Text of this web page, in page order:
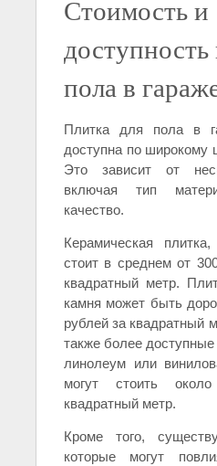
Стоимость и
пола в
Плитка для пола в
доступна по широкому
Это зависит от
включая тип
качество.
Керамическая
стоит в среднем от
квадратный метр.
камня может быть
рублей за квадратный
также более
линолеум или
могут стоить
квадратный метр.
Кроме того,
которые могут